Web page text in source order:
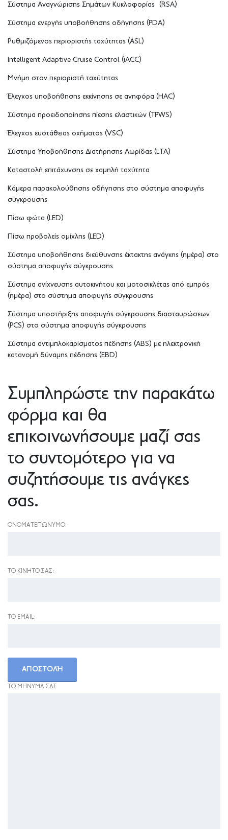
Σύστημα Αναγνώρισης Σημάτων Κυκλοφορίας (RSA)
Σύστημα ενεργής υποβοήθησης οδήγησης (PDA)
Ρυθμιζόμενος περιοριστής ταχύτητας (ASL)
Intelligent Adaptive Cruise Control (iACC)
Μνήμη στον περιοριστή ταχύτητας
Έλεγχος υποβοήθησης εκκίνησης σε ανηφόρα (HAC)
Σύστημα προειδοποίησης πίεσης ελαστικών (TPWS)
Έλεγχος ευστάθειας οχήματος (VSC)
Σύστημα Υποβοήθησης Διατήρησης Λωρίδας (LTA)
Καταστολή επιτάχυνσης σε χαμηλή ταχύτητα
Κάμερα παρακολούθησης οδήγησης στο σύστημα αποφυγής
σύγκρουσης
Πίσω φώτα (LED)
Πίσω προβολείς ομίχλης (LED)
Σύστημα υποβοήθησης διεύθυνσης έκτακτης ανάγκης (ημέρα) στο
σύστημα αποφυγής σύγκρουσης
Σύστημα ανίχνευσης αυτοκινήτου και μοτοσικλέτας από εμπρός
(ημέρα) στο σύστημα αποφυγής σύγκρουσης
Σύστημα υποστήριξης αποφυγής σύγκρουσης διασταυρώσεων
(PCS) στο σύστημα αποφυγής σύγκρουσης
Σύστημα αντιμπλοκαρίσματος πέδησης (ABS) με ηλεκτρονική
κατανομή δύναμης πέδησης (EBD)
Συμπληρώστε την παρακάτω
φόρμα και θα
επικοινωνήσουμε μαζί σας
το συντομότερο για να
συζητήσουμε τις ανάγκες
σας.
ΟΝΟΜΑΤΕΠΏΝΥΜΟ:
ΤΟ ΚΙΝΗΤΌ ΣΑΣ:
ΤΟ EMAIL:
ΤΟ ΜΉΝΥΜΑ ΣΑΣ